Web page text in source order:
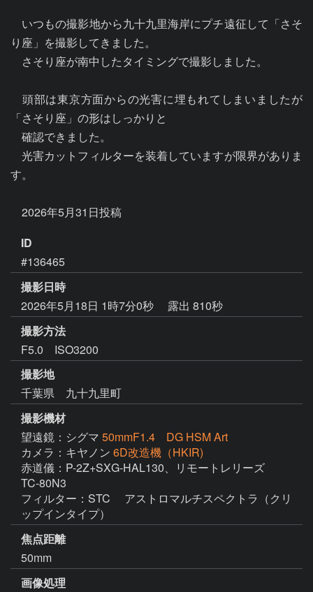
いつもの撮影地から九十九里海岸にプチ遠征して「さそ
り座」を撮影してきました。
さそり座が南中したタイミングで撮影しました。
頭部は東京方面からの光害に埋もれてしまいましたが
「さそり座」の形はしっかりと
確認できました。
光害カットフィルターを装着していますが限界がありま
す。
ID
#136465
撮影日時
2026年5月18日 1時7分0秒
露出 810秒
撮影方法
F5.0 ISO3200
撮影地
千葉県 九十九里町
撮影機材
望遠鏡：シグマ 50mmF1.4 DG HSM Art
カメラ：キヤノン 6D改造機（HKIR)
赤道儀：P-2Z+SXG-HAL130、リモートレリーズ
TC-80N3
フィルター：STC 　アストロマルチスペクトラ（クリ
ップインタイプ）
焦点距離
50mm
画像処理